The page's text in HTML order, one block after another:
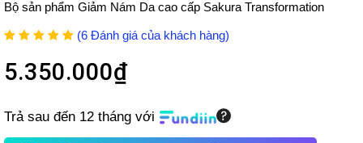
Bộ sản phẩm Giảm Nám Da cao cấp Sakura Transformation
(6 Đánh giá của khách hàng)
5.350.000₫
Trả sau đến 12 tháng với